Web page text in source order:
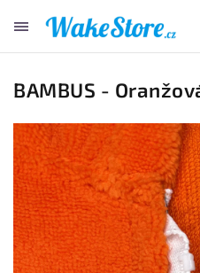
BAMBUS -
www.wakestore.cz - Chat